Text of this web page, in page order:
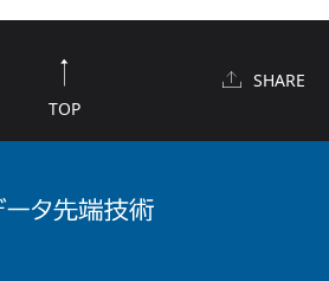
TOP
SHARE